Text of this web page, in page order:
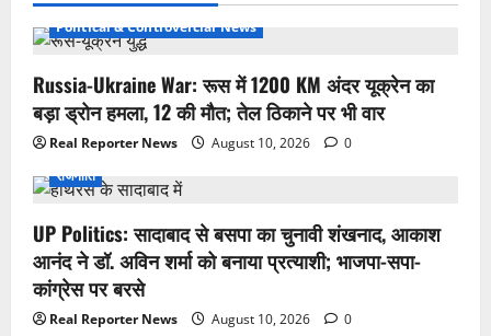
Political & Controvercial News
Russia-Ukraine War: रूस में 1200 KM अंदर यूक्रेन का
बड़ा ड्रोन हमला, 12 की मौत; तेल ठिकाने पर भी वार
Real Reporter News August 10, 2026
0
राजनीति
UP Politics: सादाबाद से बसपा का चुनावी शंखनाद, आकाश
आनंद ने डॉ. अविन शर्मा को बनाया प्रत्याशी; भाजपा-सपा-
कांग्रेस पर बरसे
Real Reporter News August 10, 2026
0